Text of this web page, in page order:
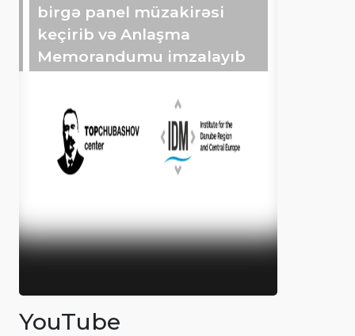
birgə panel müzakirəsi
keçirib və Anlaşma
Memorandumu imzalayıb
YouTube